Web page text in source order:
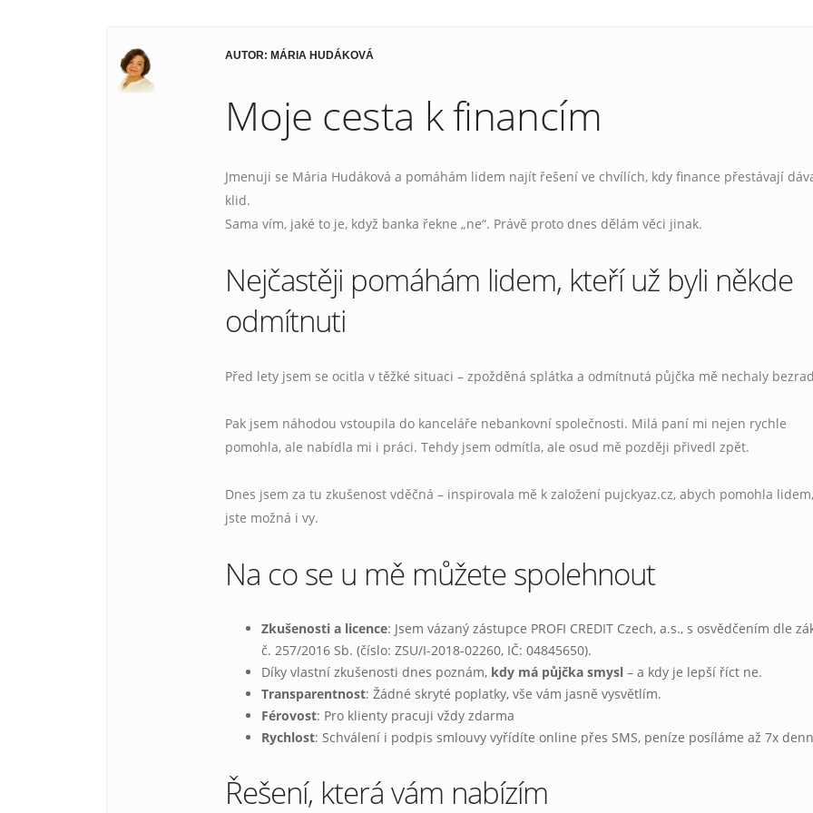
AUTOR: MÁRIA HUDÁKOVÁ
Moje cesta k financím
Jmenuji se Mária Hudáková a pomáhám lidem najít řešení ve chvílích, kdy finance přestávají
klid.
Sama vím, jaké to je, když banka řekne „ne“. Právě proto dnes dělám věci jinak.
Nejčastěji pomáhám lidem, kteří už byli někde
odmítnuti
Před lety jsem se ocitla v těžké situaci – zpožděná splátka a odmítnutá půjčka mě nechaly
Pak jsem náhodou vstoupila do kanceláře nebankovní společnosti. Milá paní mi nejen rychle
pomohla, ale nabídla mi i práci. Tehdy jsem odmítla, ale osud mě později přivedl zpět.
Dnes jsem za tu zkušenost vděčná – inspirovala mě k založení pujckyaz.cz, abych pomohla
jste možná i vy.
Na co se u mě můžete spolehnout
Zkušenosti a licence: Jsem vázaný zástupce PROFI CREDIT Czech, a.s., s osvědčením dle
č. 257/2016 Sb. (číslo: ZSU/I-2018-02260, IČ: 04845650).
Díky vlastní zkušenosti dnes poznám, kdy má půjčka smysl – a kdy je lepší říct ne.
Transparentnost: Žádné skryté poplatky, vše vám jasně vysvětlím.
Férovost: Pro klienty pracuji vždy zdarma
Rychlost: Schválení i podpis smlouvy vyřídíte online přes SMS, peníze posíláme až 7x
Řešení, která vám nabízím